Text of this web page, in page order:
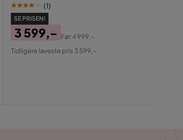
(1)
SE PRISEN!
Pris
3 599,-
Original
Før4 999,-
Tidligere laveste pris 3 599,-